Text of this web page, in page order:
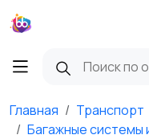
Главная Транспорт
Багажные системы